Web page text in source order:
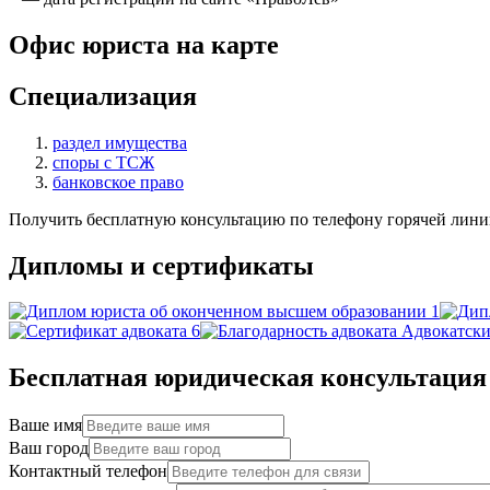
Офис юриста на карте
Специализация
раздел имущества
споры с ТСЖ
банковское право
Получить бесплатную консультацию по телефону горячей
Дипломы и сертификаты
Бесплатная юридическая консультация
Ваше имя
Ваш город
Контактный телефон